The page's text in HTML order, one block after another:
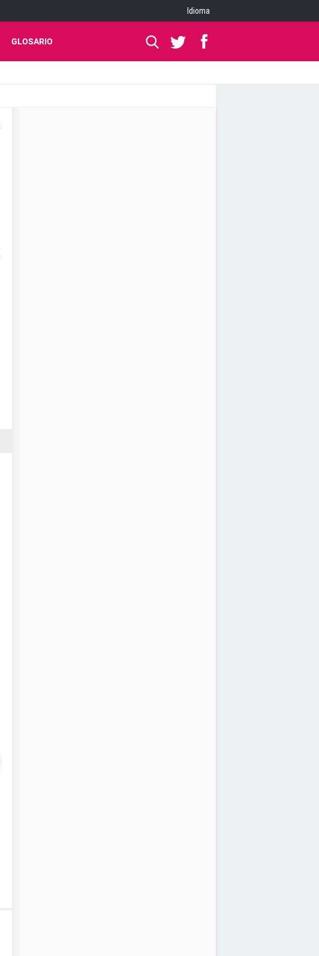
Idioma
GLOSARIO